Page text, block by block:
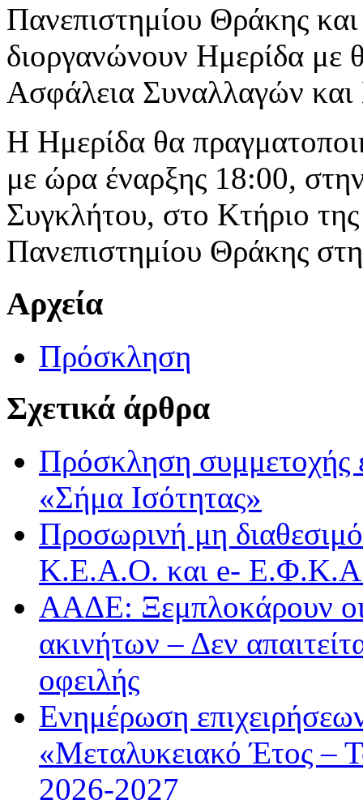
Πανεπιστημίου Θράκης
διοργανώνουν Ημερίδα με
Ασφάλεια Συναλλαγών και
Η Ημερίδα θα
με ώρα έναρξης 18:00,
Συγκλήτου, στο Κτήριο
Πανεπιστημίου Θράκης
Αρχεία
Πρόσκληση
Σχετικά άρθρα
Πρόσκληση συμμετοχής
«Σήμα Ισότητας»
Προσωρινή μη
Κ.Ε.Α.Ο. και e- Ε.Φ.Κ.Α.
ΑΑΔΕ: Ξεμπλοκάρουν οι
ακινήτων – Δεν
οφειλής
Ενημέρωση
«Μεταλυκειακό Έτος –
2026-2027